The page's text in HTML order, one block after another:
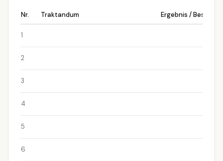
Nr. Traktandum Ergebnis /
1
2
3
4
5
6